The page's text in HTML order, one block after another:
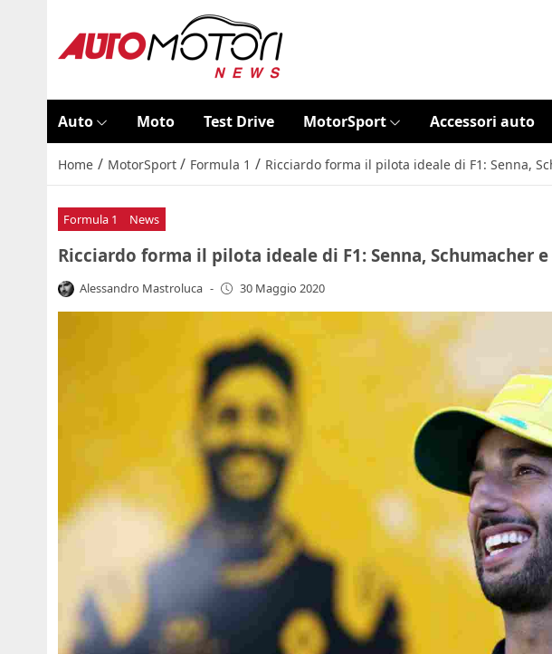
Auto Moto Test Drive MotorSport Accessori auto
Home / MotorSport / Formula 1 / Ricciardo forma il pilota ideale di F1: Senna,
Formula 1 News
Ricciardo forma il pilota ideale di F1: Senna, Schumacher
Alessandro Mastroluca - 30 Maggio 2020